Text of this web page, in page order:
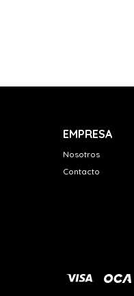
EMPRESA
Nosotros
Contacto